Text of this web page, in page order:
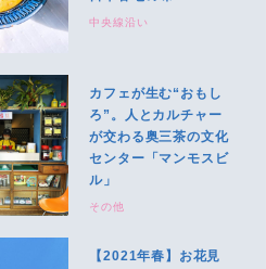
中央線沿い
カフェが生む“おもし
ろ”。人とカルチャー
が交わる奥三茶の文化
センター「マンモスビ
ル」
その他
【2021年春】お花見